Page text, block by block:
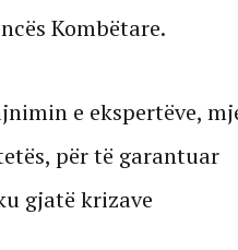
Kombëtare.
e ekspertëve,
për të garantuar
gjatë krizave